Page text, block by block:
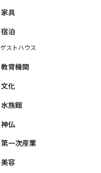
家具
宿泊
ゲストハウス
教育機関
文化
水族館
神仏
第一次産業
美容